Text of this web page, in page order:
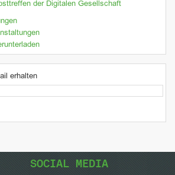
der Digitalen Gesellschaft
erhalten
SOCIAL MEDIA